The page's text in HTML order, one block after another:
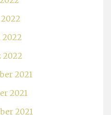
2022
2021
2021
2021